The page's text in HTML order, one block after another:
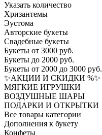
Указать количество
Хризантемы
Эустома
Авторские букеты
Свадебные букеты
Букеты от 3000 руб.
Букеты до 2000 руб.
Букеты от 2000 до 3000 руб.
✨АКЦИИ И СКИДКИ %✨
МЯГКИЕ ИГРУШКИ
ВОЗДУШНЫЕ ШАРЫ
ПОДАРКИ И ОТКРЫТКИ
Все товары категории
Дополнения к букету
Конфеты